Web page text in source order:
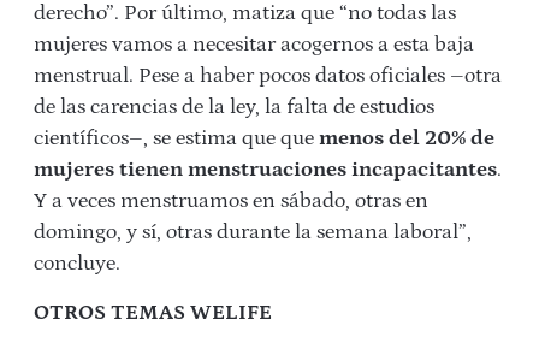
derecho”. Por último, matiza que “no todas las
mujeres vamos a necesitar acogernos a esta baja
menstrual. Pese a haber pocos datos oficiales –otra
de las carencias de la ley, la falta de estudios
científicos–, se estima que que menos del 20% de
mujeres tienen menstruaciones incapacitantes.
Y a veces menstruamos en sábado, otras en
domingo, y sí, otras durante la semana laboral”,
concluye.
OTROS TEMAS WELIFE